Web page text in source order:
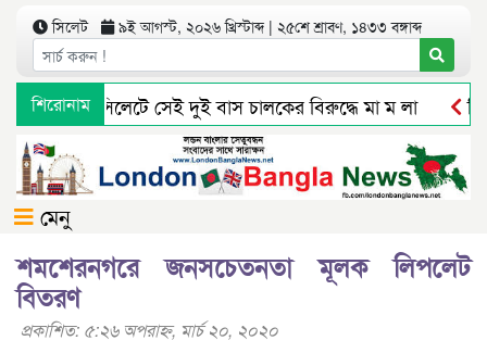
সিলেট ৯ই আগস্ট, ২০২৬ খ্রিস্টাব্দ | ২৫শে শ্রাবণ, ১৪৩৩ বঙ্গাব্দ
শিরোনামসিলেটে সেই দুই বাস চালকের বিরুদ্ধে মা ম লা
মেনু
শমশেরনগরে জনসচেতনতা মূলক লিপলেট
বিতরণ
প্রকাশিত: ৫:২৬ অপরাহ্ণ, মার্চ ২০, ২০২০